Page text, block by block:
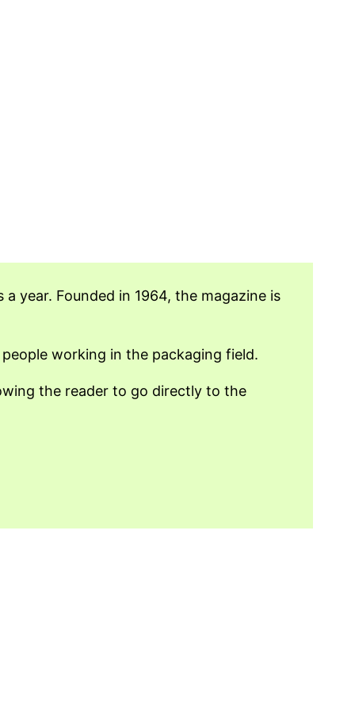
year. Founded in 1964, the magazine is
working in the packaging field.
the reader to go directly to the